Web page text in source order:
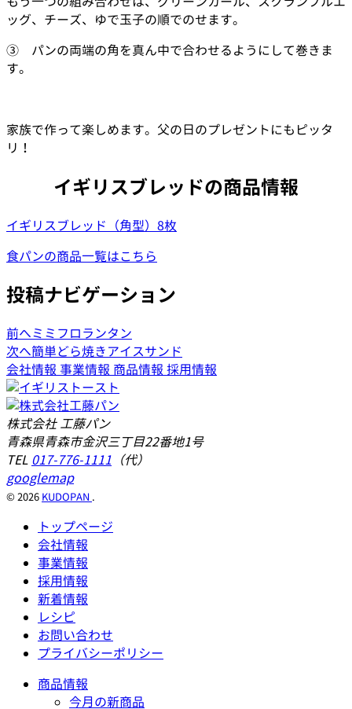
ッグ、チーズ、ゆで玉子の順でのせます。
③ パンの両端の角を真ん中で合わせるようにして巻きま
す。
家族で作って楽しめます。父の日のプレゼントにもピッタ
リ！
イギリスブレッドの商品情報
イギリスブレッド（角型）8枚
食パンの商品一覧はこちら
投稿ナビゲーション
前へミミフロランタン
次へ簡単どら焼きアイスサンド
会社情報 事業情報 商品情報 採用情報
株式会社 工藤パン
青森県青森市金沢三丁目22番地1号
TEL 017-776-1111 （代）
googlemap
© 2026 KUDOPAN .
トップページ
会社情報
事業情報
採用情報
新着情報
レシピ
お問い合わせ
プライバシーポリシー
商品情報
今月の新商品